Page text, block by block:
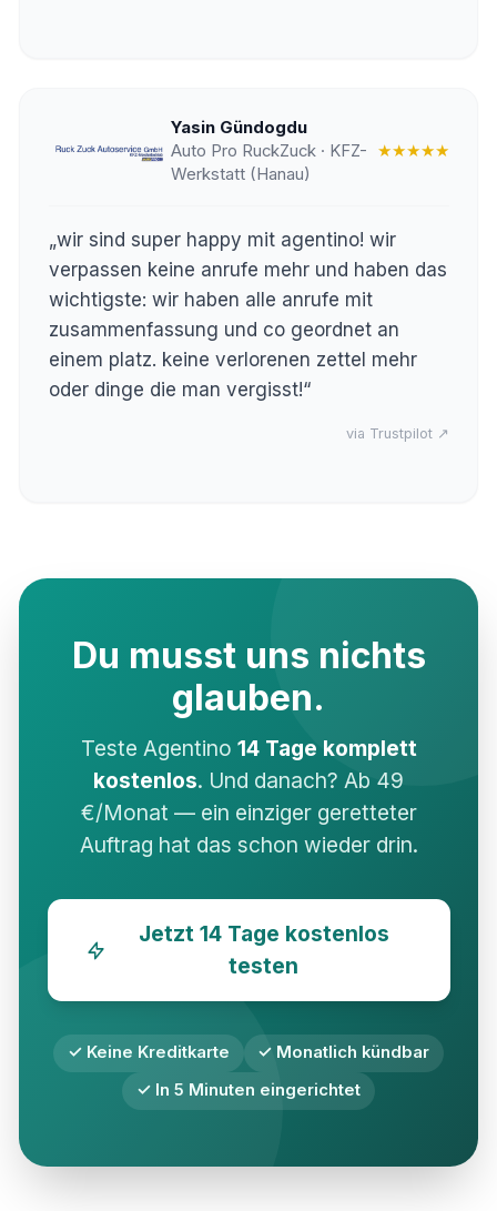
Yasin Gündogdu
Auto Pro RuckZuck · KFZ-
Werkstatt (Hanau)
★★★★★
„wir sind super happy mit agentino! wir
verpassen keine anrufe mehr und haben das
wichtigste: wir haben alle anrufe mit
zusammenfassung und co geordnet an
einem platz. keine verlorenen zettel mehr
oder dinge die man vergisst!“
via Trustpilot ↗
Du musst uns nichts
glauben.
Teste Agentino 14 Tage komplett
kostenlos. Und danach? Ab 49
€/Monat — ein einziger geretteter
Auftrag hat das schon wieder drin.
Jetzt 14 Tage kostenlos
testen
✓ Keine Kreditkarte
✓ Monatlich kündbar
✓ In 5 Minuten eingerichtet